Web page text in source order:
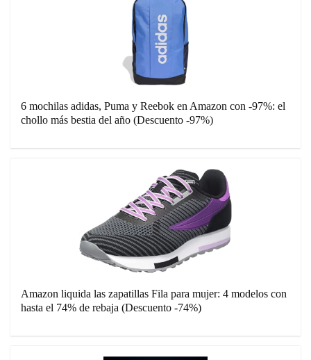
6 mochilas adidas, Puma y Reebok en Amazon con -97%: el
chollo más bestia del año (Descuento -97%)
Amazon liquida las zapatillas Fila para mujer: 4 modelos con
hasta el 74% de rebaja (Descuento -74%)